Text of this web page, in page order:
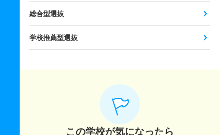
総合型選抜
学校推薦型選抜
この学校が気になったら